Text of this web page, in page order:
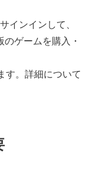
ンインして、
ゲームを購入・
す。詳細について